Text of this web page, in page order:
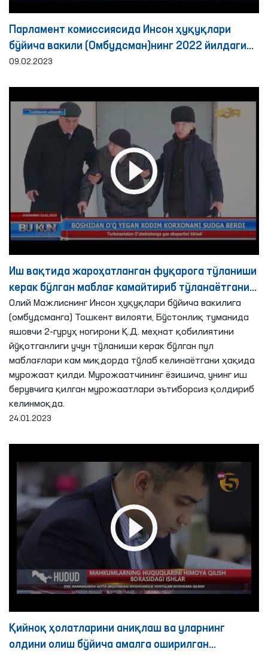
Парламент комиссиясида Инсон ҳуқуқлари
бўйича вакили (Омбудсман)нинг 2022 йилдаги
фаолияти бўйича ахбороти эшитилди
09.02.2023
Иш вақтида жароҳатланган фуқарога тўланиши
керак бўлган маблағ камайтириб тўланаётгани
аниқланди - Омбудсман
Олий Мажлиснинг Инсон ҳуқуқлари бўйича вакилига
(омбудсманга) Тошкент вилояти, Бўстонлиқ туманида
яшовчи 2-гуруҳ ногирони Қ.Д. меҳнат қобилиятини
йўқотганлиги учун тўланиши керак бўлган пул
маблағлари кам миқдорда тўлаб келинаётгани ҳақида
мурожаат қилди. Мурожаатчининг ёзишича, унинг иш
берувчига қилган мурожаатлари эътиборсиз қолдириб
келинмоқда.
24.01.2023
Қийноқ ҳолатларини аниқлаш ва уларнинг
олдини олиш бўйича амалга оширилган